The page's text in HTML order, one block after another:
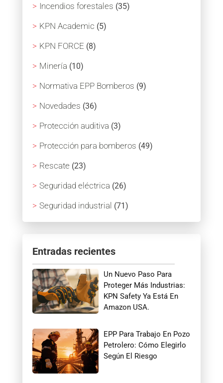
Incendios forestales (35)
KPN Academic (5)
KPN FORCE (8)
Minería (10)
Normativa EPP Bomberos (9)
Novedades (36)
Protección auditiva (3)
Protección para bomberos (49)
Rescate (23)
Seguridad eléctrica (26)
Seguridad industrial (71)
Entradas recientes
Un Nuevo Paso Para
Proteger Más Industrias:
KPN Safety Ya Está En
Amazon USA.
EPP Para Trabajo En Pozo
Petrolero: Cómo Elegirlo
Según El Riesgo